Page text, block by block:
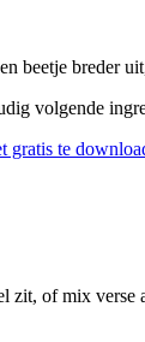
beetje breder
volgende
gratis te
zit, of mix verse